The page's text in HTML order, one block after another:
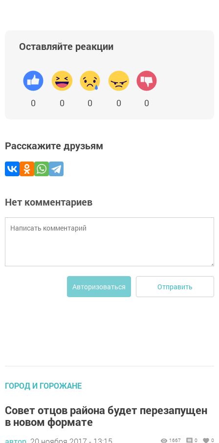
Оставляйте реакции
0 0 0 0 0
Расскажите друзьям
Нет комментариев
Авторизоваться Отправить
ГОРОД И ГОРОЖАНЕ
Совет отцов района будет перезапущен
в новом формате
1667 0 0